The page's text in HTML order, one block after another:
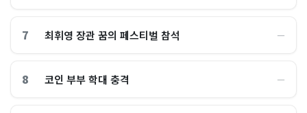
7 최휘영 장관 꿈의 페스티벌 참석 ―
8 코인 부부 학대 충격 ―